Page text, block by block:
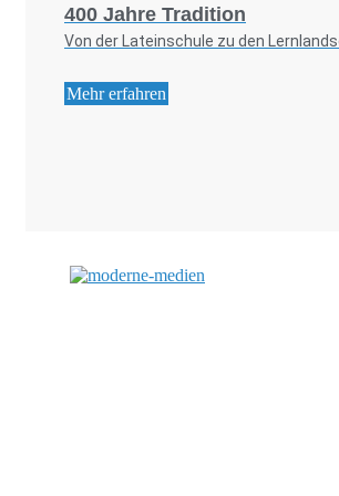
400 Jahre Tradition
Von der Lateinschule zu den
Mehr erfahren